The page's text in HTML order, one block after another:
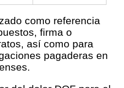
como referencia
firma o
así como para
pagaderas en